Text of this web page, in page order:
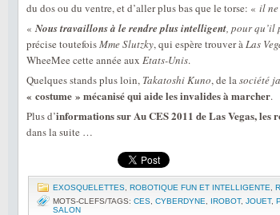
du dos ou du ventre, et d’aller plus bas que le torse: « il ne
«Nous travaillons à le rendre plus intelligent, pour qu’il
précise toutefoisMme Slutzky, qui espère trouver àLas
WheeMee cette année aux Etats-Unis.
Quelques stands plus loin, Takatoshi Kuno, de lasociété
« costume » mécanisé qui aide les invalides à marcher.
Plus d’informations sur Au CES 2011 de Las Vegas, les
dans la suite …
EXOSQUELETTES ROBOTIQUE FUN ET INTELLIGENTE
MOTS-CLEFS/TAGS: CES CYBERDYNE IROBOT, JOUET,
SALON